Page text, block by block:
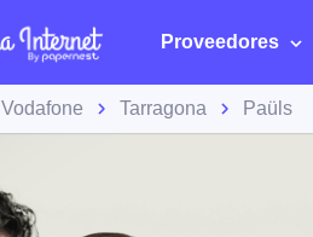
Proveedores
Vodafone Tarragona Paüls